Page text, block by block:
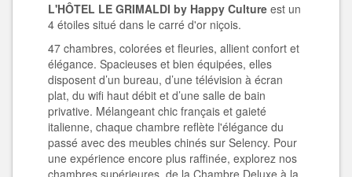
L'HÔTEL LE GRIMALDI by Happy Culture est un
4 étoiles situé dans le carré d'or niçois.
47 chambres, colorées et fleuries, allient confort et
élégance. Spacieuses et bien équipées, elles
disposent d’un bureau, d’une télévision à écran
plat, du wifi haut débit et d’une salle de bain
privative. Mélangeant chic français et gaieté
italienne, chaque chambre reflète l'élégance du
passé avec des meubles chinés sur Selency. Pour
une expérience encore plus raffinée, explorez nos
chambres supérieures, de la Chambre Deluxe à la